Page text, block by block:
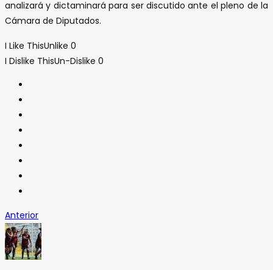
analizará y dictaminará para ser discutido ante el pleno de la
Cámara de Diputados.
I Like ThisUnlike 0
I Dislike ThisUn-Dislike 0
Anterior